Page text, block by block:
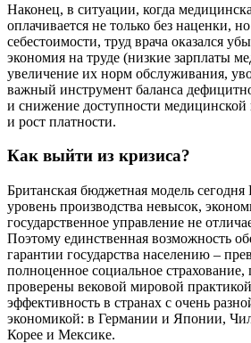
Наконец, в ситуации, когда
оплачивается не только без наценки,
себестоимости, труд врача оказался
экономия на труде (низкие зарплаты
увеличение их норм обслуживания,
важный инструмент баланса
и снижение доступности
и рост платности.
Как выйти из кризиса?
Британская бюджетная модель сегодня
уровень производства невысок,
государственное управление не
Поэтому единственная возможность
гарантии государства населению –
полноценное социальное
проверены вековой мировой
эффективность в странах с очень
экономикой: в Германии и Японии,
Корее и Мексике.